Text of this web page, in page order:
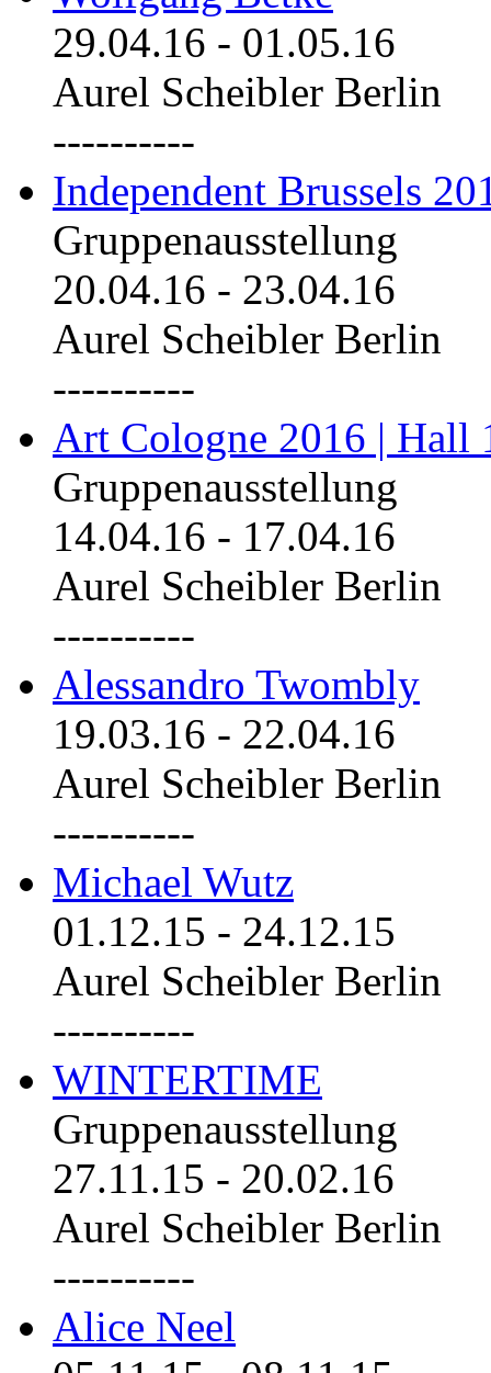
29.04.16 - 01.05.16
Aurel Scheibler Berlin
----------
Independent Brussels
Gruppenausstellung
20.04.16 - 23.04.16
Aurel Scheibler Berlin
----------
Art Cologne 2016 | Hall
Gruppenausstellung
14.04.16 - 17.04.16
Aurel Scheibler Berlin
----------
Alessandro Twombly
19.03.16 - 22.04.16
Aurel Scheibler Berlin
----------
Michael Wutz
01.12.15 - 24.12.15
Aurel Scheibler Berlin
----------
WINTERTIME
Gruppenausstellung
27.11.15 - 20.02.16
Aurel Scheibler Berlin
----------
Alice Neel